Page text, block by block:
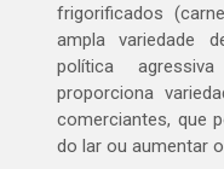
frigorificados
ampla variedade
política
proporciona
comerciantes, que
do lar ou aumentar